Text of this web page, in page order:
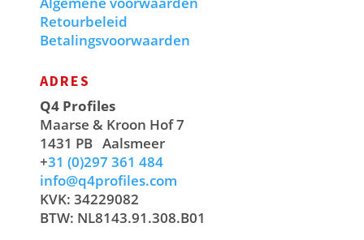
Retourbeleid
Betalingsvoorwaarden
ADRES
Q4 Profiles
Maarse & Kroon Hof 7
1431 PB Aalsmeer
+31 (0)297 361 484
info@q4profiles.com
KVK: 34229082
BTW: NL8143.91.308.B01